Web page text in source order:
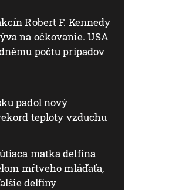
Robert F. Kennedy
na očkovanie. USA
počtu prípadov
padol nový
teploty vzduchu
matka delfína
mŕtveho mláďaťa,
delfíny